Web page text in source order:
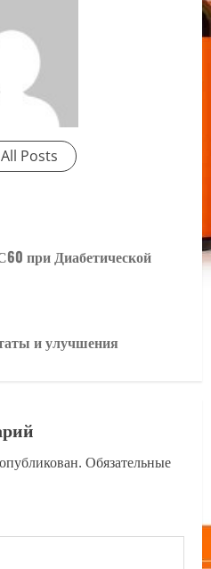
Posts
при Диабетической
и улучшения
Обязательные